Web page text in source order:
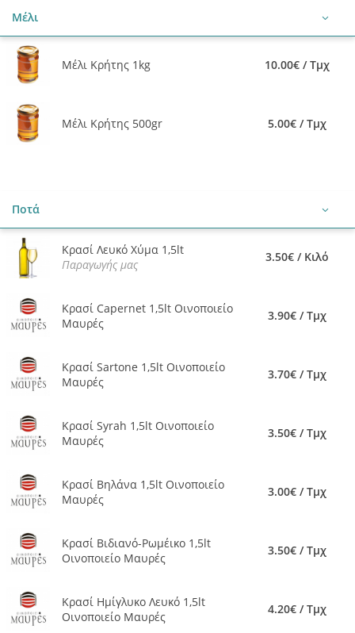
Μέλι
Μέλι Κρήτης 1kg 10.00€ / Τμχ
Μέλι Κρήτης 500gr 5.00€ / Τμχ
Ποτά
Κρασί Λευκό Χύμα 1,5lt
Παραγωγής μας
3.50€ / Κιλό
Κρασί Capernet 1,5lt Οινοποιείο
Μαυρές
3.90€ / Τμχ
Κρασί Sartone 1,5lt Οινοποιείο
Μαυρές
3.70€ / Τμχ
Κρασί Syrah 1,5lt Οινοποιείο
Μαυρές
3.50€ / Τμχ
Κρασί Βηλάνα 1,5lt Οινοποιείο
Μαυρές
3.00€ / Τμχ
Κρασί Βιδιανό-Ρωμέικο 1,5lt
Οινοποιείο Μαυρές
3.50€ / Τμχ
Κρασί Ημίγλυκο Λευκό 1,5lt
Οινοποιείο Μαυρές
4.20€ / Τμχ